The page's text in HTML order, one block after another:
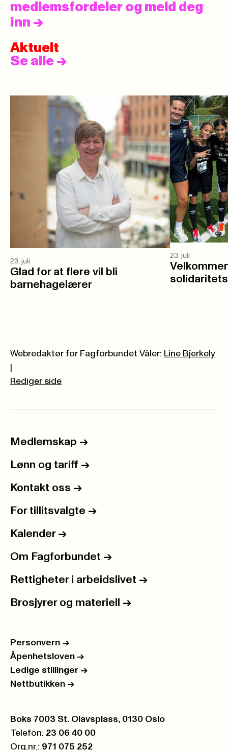
medlemsfordeler og meld deg
inn ->
Aktuelt
Se alle ->
23. juli
Glad for at flere vil bli
barnehagelærer
23. juli
Webredaktør for Fagforbundet Våler: Line Bjerkely
Rediger side
Medlemskap ->
Lønn og tariff ->
Kontakt oss ->
For tillitsvalgte ->
Kalender ->
Om Fagforbundet ->
Rettigheter i arbeidslivet ->
Brosjyrer og materiell ->
Personvern ->
Åpenhetsloven ->
Ledige stillinger ->
Nettbutikken ->
Postboks:
Boks 7003 St. Olavsplass, 0130 Oslo
Telefon: 23 06 40 00
Org.nr.: 971 075 252